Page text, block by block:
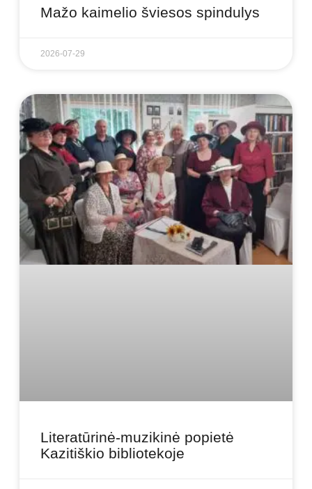
Mažo kaimelio šviesos spindulys
2026-07-29
Literatūrinė-muzikinė popietė
Kazitiškio bibliotekoje